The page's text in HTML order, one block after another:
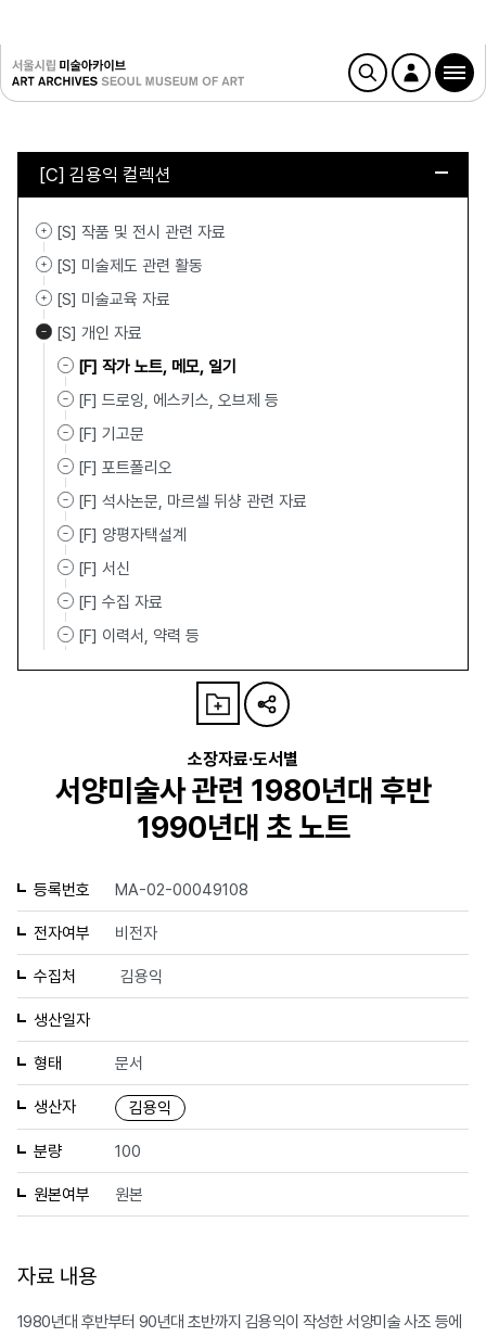
[C] 김용익 컬렉션
[S] 작품 및 전시 관련 자료
[S] 미술제도 관련 활동
[S] 미술교육 자료
[S] 개인 자료
[F] 작가 노트, 메모, 일기
[F] 드로잉, 에스키스, 오브제 등
[F] 기고문
[F] 포트폴리오
[F] 석사논문, 마르셀 뒤샹 관련 자료
[F] 양평자택설계
[F] 서신
[F] 수집 자료
[F] 이력서, 약력 등
소장자료·도서별
서양미술사 관련 1980년대 후반
1990년대 초 노트
등록번호 MA-02-00049108
전자여부 비전자
수집처 김용익
생산일자
형태 문서
생산자 김용익
분량 100
원본여부 원본
자료 내용
1980년대 후반부터 90년대 초반까지 김용익이 작성한 서양미술 사조 등에